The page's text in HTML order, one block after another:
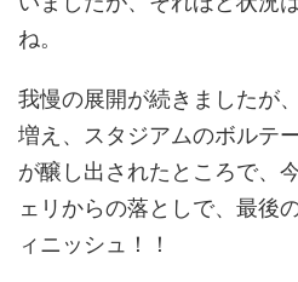
ね。
我慢の展開が続きましたが
増え、スタジアムのボルテ
が醸し出されたところで、
ェリからの落としで、最後
ィニッシュ！！